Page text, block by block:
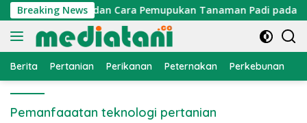
Langsung
ke
konten
Breaking News
Dosis dan Cara Pemupukan Tanaman Padi pada
Berita Pertanian Perikanan Peternakan Perkebunan
Pemanfaaatan teknologi pertanian